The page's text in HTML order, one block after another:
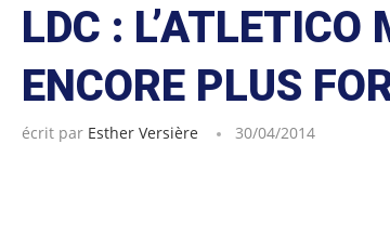
LDC : L’ATLETICO
ENCORE PLUS
écrit par Esther Versière 30/04/2014